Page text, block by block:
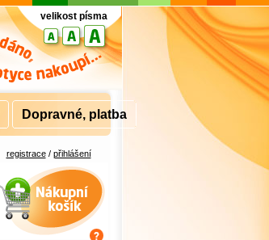
registrace/ přihlášení
Nákupní košík
velikost písma
Dopravné, platba